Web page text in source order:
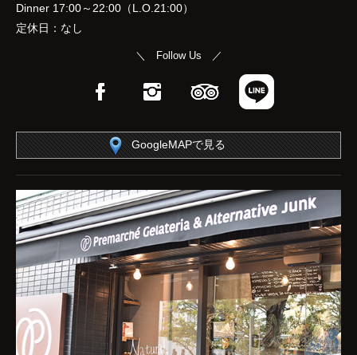
Dinner 17:00～22:00（L.O.21:00）
定休日：なし
＼ Follow Us ／
FacebookInstagramTripAdvisor
GoogleMAPで見る